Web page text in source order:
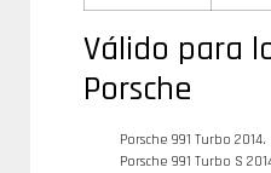
Válido para
Porsche
Porsche 991 Turbo 2014.
Porsche 991 Turbo S